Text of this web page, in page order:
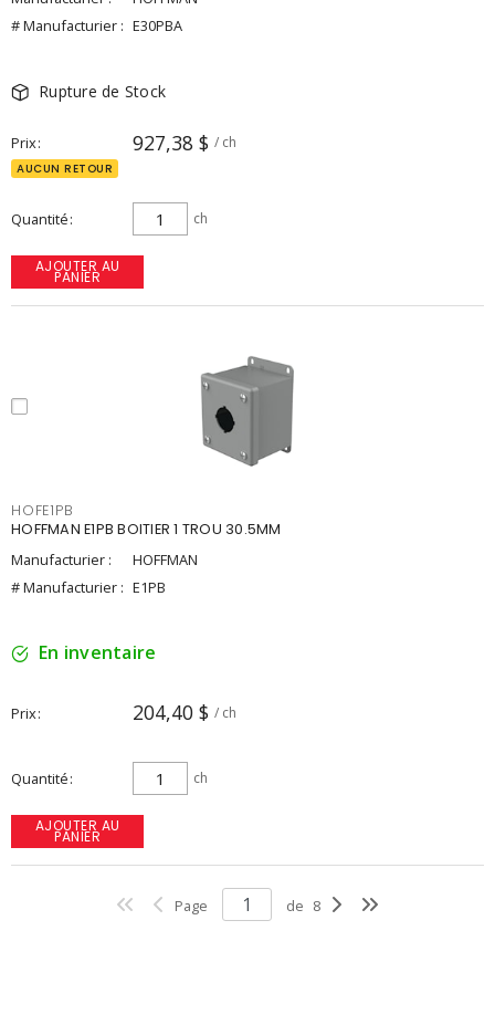
# Manufacturier : E30PBA
Rupture de Stock
Prix 927,38 $ / ch
AUCUN RETOUR
Quantité ch
AJOUTER AU
PANIER
HOFE1PB
HOFFMAN E1PB BOITIER 1 TROU 30.5MM
Manufacturier :
HOFFMAN
# Manufacturier : E1PB
En inventaire
Prix 204,40 $ / ch
Quantité ch
AJOUTER AU
PANIER
Page de 8